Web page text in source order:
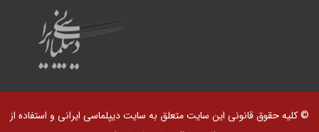
© کلیه حقوق قانونی این سایت متعلق به سایت دیپلماسی ایرانی و استفاده از